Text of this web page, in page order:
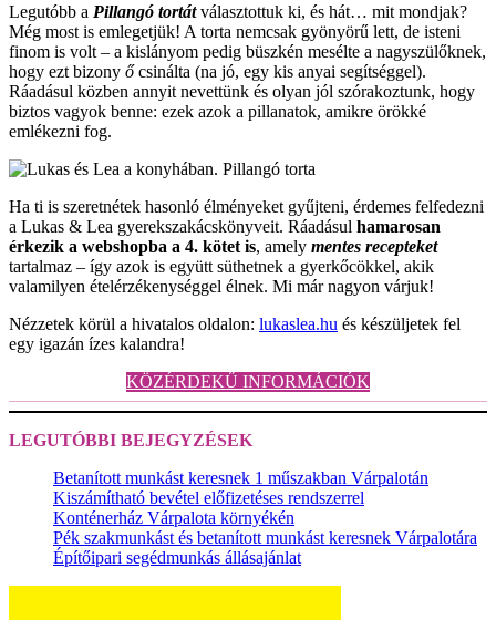
Legutóbb a Pillangó tortátválasztottuk ki, és hát… mit mondjak?
Még most is emlegetjük! A torta nemcsak gyönyörű lett, de isteni
finom is volt – a kislányom pedig büszkén mesélte a nagyszülőknek,
hogy ezt bizony őcsinálta (na jó, egy kis anyai segítséggel).
Ráadásul közben annyit nevettünk és olyan jól szórakoztunk, hogy
biztos vagyok benne: ezek azok a pillanatok, amikre örökké
emlékezni fog.
Ha ti is szeretnétek hasonló élményeket gyűjteni, érdemes felfedezni
a Lukas & Lea gyerekszakácskönyveit. Ráadásul hamarosan
érkezik a webshopba a 4. kötet is, amely mentes recepteket
tartalmaz – így azok is együtt süthetnek a gyerkőcökkel, akik
valamilyen ételérzékenységgel élnek. Mi már nagyon várjuk!
Nézzetek körül a hivatalos oldalon: lukaslea.hu és készüljetek fel
egy igazán ízes kalandra!
KÖZÉRDEKŰ INFORMÁCIÓK
LEGUTÓBBI BEJEGYZÉSEK
Betanított munkást keresnek 1 műszakban Várpalotán
Kiszámítható bevétel előfizetéses rendszerrel
Konténerház Várpalota környékén
Pék szakmunkást és betanított munkást keresnek Várpalotára
Építőipari segédmunkás állásajánlat